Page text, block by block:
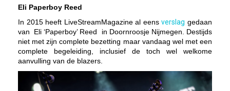
Eli Paperboy Reed
In 2015 heeft LiveStreamMagazine al eens verslag gedaan
van Eli ‘Paperboy’ Reed in Doornroosje Nijmegen. Destijds
niet met zijn complete bezetting maar vandaag wel met een
complete begeleiding, inclusief de toch wel welkome
aanvulling van de blazers.